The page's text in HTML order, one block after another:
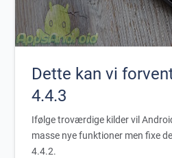
Dette kan vi
4.4.3
Ifølge troværdige kilder vil
masse nye funktioner men fixe
4.4.2.